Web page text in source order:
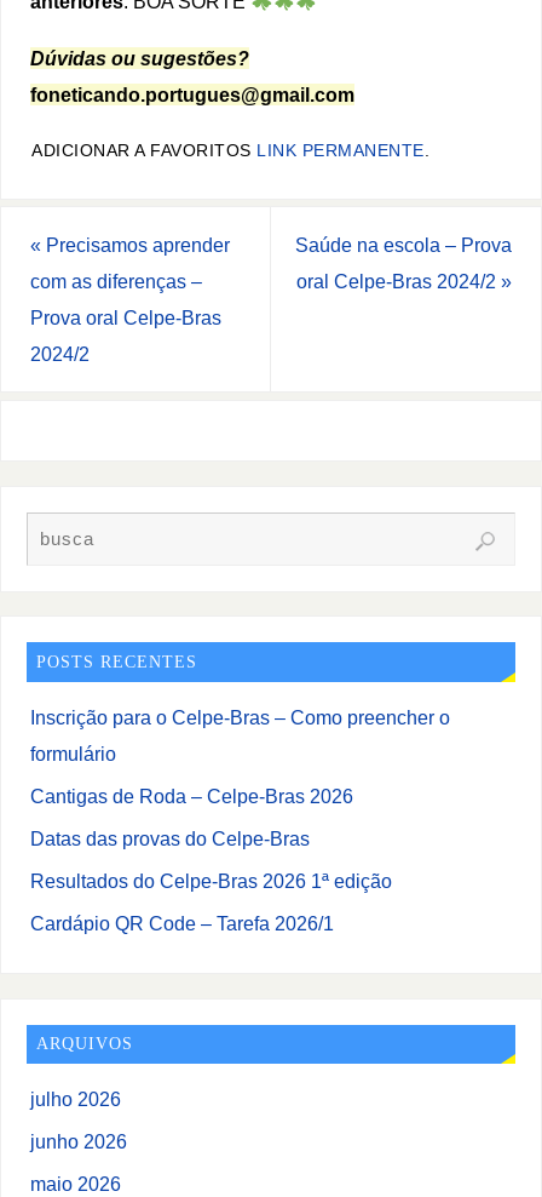
Dúvidas ou sugestões?
foneticando.portugues@gmail.com
ADICIONAR A FAVORITOS LINK PERMANENTE
« Precisamos aprender
com as diferenças –
Prova oral Celpe-Bras
2024/2
Saúde na escola – Prova
oral Celpe-Bras 2024/2 »
POSTS RECENTES
Inscrição para o Celpe-Bras – Como preencher o
formulário
Cantigas de Roda – Celpe-Bras 2026
Datas das provas do Celpe-Bras
Resultados do Celpe-Bras 2026 1ª edição
Cardápio QR Code – Tarefa 2026/1
ARQUIVOS
julho 2026
junho 2026
maio 2026